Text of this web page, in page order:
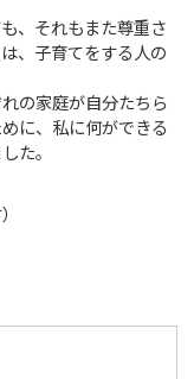
、それもまた尊重さ
、子育てをする人の
の家庭が自分たちら
に、私に何ができる
た。